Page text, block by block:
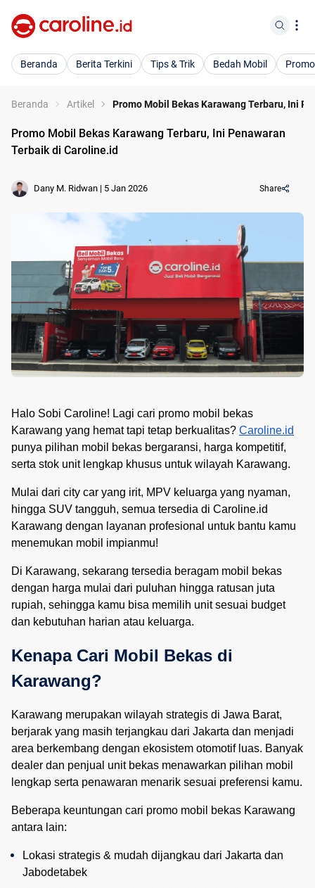
Beranda Berita Terkini Tips & Trik Bedah Mobil Promo
Beranda Artikel Promo Mobil Bekas Karawang Terbaru, Ini
Promo Mobil Bekas Karawang Terbaru, Ini Penawaran
Terbaik di Caroline.id
Dany M. Ridwan | 5 Jan 2026 Share
Halo Sobi Caroline! Lagi cari promo mobil bekas
Karawang yang hemat tapi tetap berkualitas? Caroline.id
punya pilihan mobil bekas bergaransi, harga kompetitif,
serta stok unit lengkap khusus untuk wilayah Karawang.
Mulai dari city car yang irit, MPV keluarga yang nyaman,
hingga SUV tangguh, semua tersedia di Caroline.id
Karawang dengan layanan profesional untuk bantu kamu
menemukan mobil impianmu!
Di Karawang, sekarang tersedia beragam mobil bekas
dengan harga mulai dari puluhan hingga ratusan juta
rupiah, sehingga kamu bisa memilih unit sesuai budget
dan kebutuhan harian atau keluarga.
Kenapa Cari Mobil Bekas di
Karawang?
Karawang merupakan wilayah strategis di Jawa Barat,
berjarak yang masih terjangkau dari Jakarta dan menjadi
area berkembang dengan ekosistem otomotif luas. Banyak
dealer dan penjual unit bekas menawarkan pilihan mobil
lengkap serta penawaran menarik sesuai preferensi kamu.
Beberapa keuntungan cari promo mobil bekas Karawang
antara lain:
Lokasi strategis & mudah dijangkau dari Jakarta dan
Jabodetabek